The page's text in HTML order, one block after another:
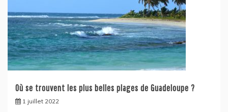
Où se trouvent les plus belles plages de Guadeloupe ?
1 juillet 2022